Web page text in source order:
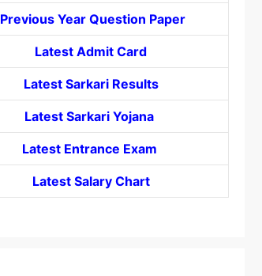
Previous Year Question Paper
Latest Admit Card
Latest Sarkari Results
Latest Sarkari Yojana
Latest Entrance Exam
Latest Salary Chart